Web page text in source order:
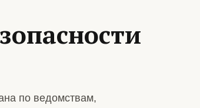
по ведомствам,